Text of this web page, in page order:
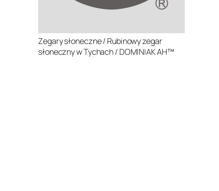
Zegary słoneczne / Rubinowy zegar
słoneczny w Tychach / DOMINIAK AH™